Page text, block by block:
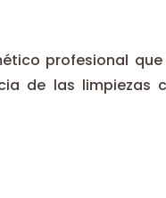
profesional
de las limpiezas